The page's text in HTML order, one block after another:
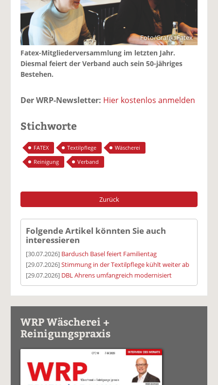
Foto/Grafik: Fatex
Fatex-Mitgliederversammlung im letzten Jahr.
Diesmal feiert der Verband auch sein 50-jähriges
Bestehen.
Der WRP-Newsletter: Hier kostenlos anmelden
Stichworte
FATEX Textilpflege
Wäscherei
Reinigung
Verband
Zurück
Folgende Artikel könnten Sie auch
interessieren
[30.07.2026] Bardusch Basel feiert Familientag
[29.07.2026]Stimmung in der Textilpflege kühlt weiter ab
[29.07.2026] DBL Ahrens umfangreich modernisiert
WRP Wäscherei +
Reinigungspraxis